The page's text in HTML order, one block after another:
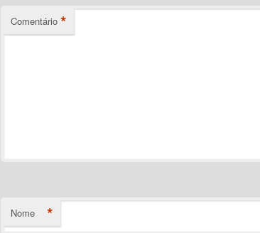
Comentário *
Nome *